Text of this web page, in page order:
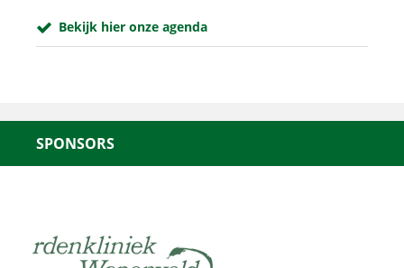
Bekijk hier onze agenda
SPONSORS